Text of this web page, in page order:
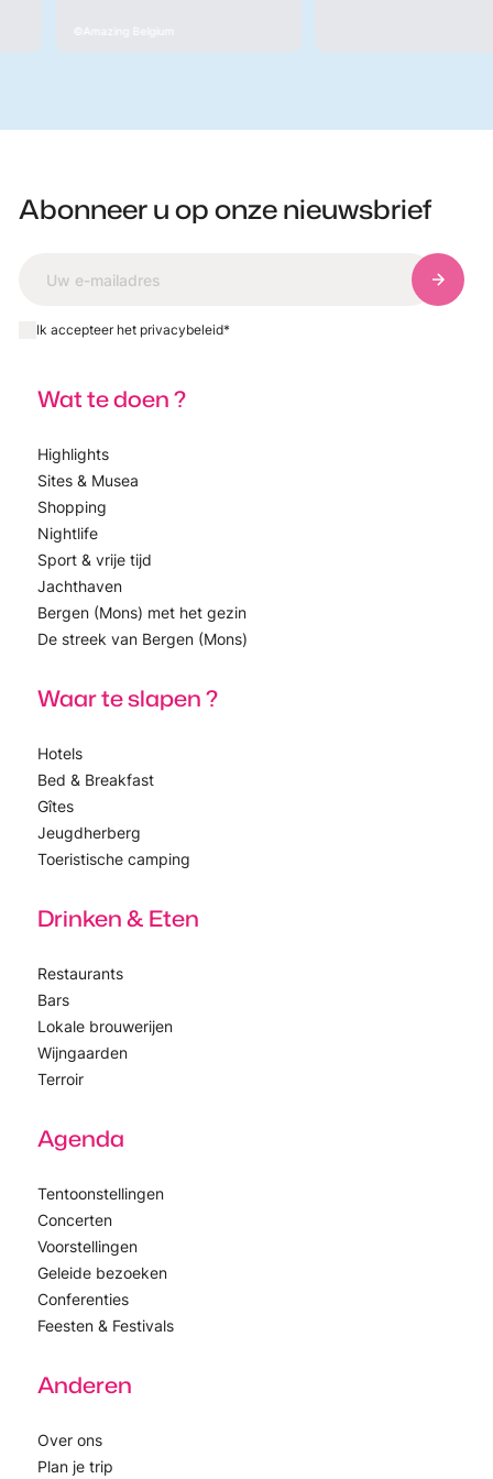
Abonneer u op onze nieuwsbrief
Ik accepteer het privacybeleid*
Wat te doen ?
Highlights
Sites & Musea
Shopping
Nightlife
Sport & vrije tijd
Jachthaven
Bergen (Mons) met het gezin
De streek van Bergen (Mons)
Waar te slapen ?
Hotels
Bed & Breakfast
Gîtes
Jeugdherberg
Toeristische camping
Drinken & Eten
Restaurants
Bars
Lokale brouwerijen
Wijngaarden
Terroir
Agenda
Tentoonstellingen
Concerten
Voorstellingen
Geleide bezoeken
Conferenties
Feesten & Festivals
Anderen
Over ons
Plan je trip